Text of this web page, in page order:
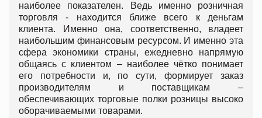
наиболее показателен. Ведь именно розничная
торговля - находится ближе всего к деньгам
клиента. Именно она, соответственно, владеет
наибольшим финансовым ресурсом. И именно эта
сфера экономики страны, ежедневно напрямую
общаясь с клиентом – наиболее чётко понимает
его потребности и, по сути, формирует заказ
производителям и поставщикам –
обеспечивающих торговые полки розницы высоко
оборачиваемыми товарами.